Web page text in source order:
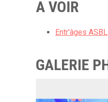
A VOIR
Entr'âges ASBL
GALERIE